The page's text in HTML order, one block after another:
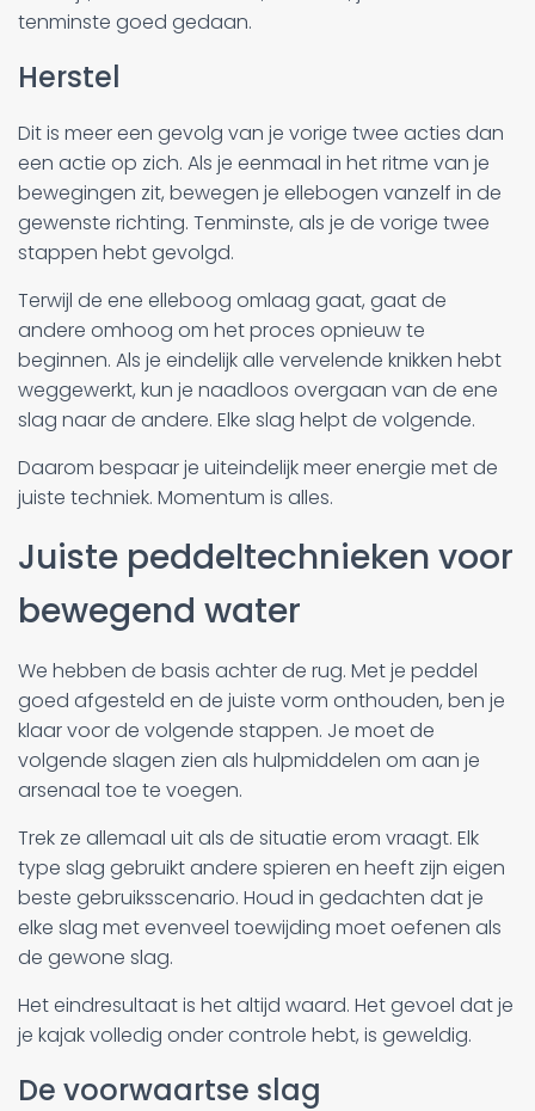
tenminste goed gedaan.
Herstel
Dit is meer een gevolg van je vorige twee acties dan
een actie op zich. Als je eenmaal in het ritme van je
bewegingen zit, bewegen je ellebogen vanzelf in de
gewenste richting. Tenminste, als je de vorige twee
stappen hebt gevolgd.
Terwijl de ene elleboog omlaag gaat, gaat de
andere omhoog om het proces opnieuw te
beginnen. Als je eindelijk alle vervelende knikken hebt
weggewerkt, kun je naadloos overgaan van de ene
slag naar de andere. Elke slag helpt de volgende.
Daarom bespaar je uiteindelijk meer energie met de
juiste techniek. Momentum is alles.
Juiste peddeltechnieken voor
bewegend water
We hebben de basis achter de rug. Met je peddel
goed afgesteld en de juiste vorm onthouden, ben je
klaar voor de volgende stappen. Je moet de
volgende slagen zien als hulpmiddelen om aan je
arsenaal toe te voegen.
Trek ze allemaal uit als de situatie erom vraagt. Elk
type slag gebruikt andere spieren en heeft zijn eigen
beste gebruiksscenario. Houd in gedachten dat je
elke slag met evenveel toewijding moet oefenen als
de gewone slag.
Het eindresultaat is het altijd waard. Het gevoel dat je
je kajak volledig onder controle hebt, is geweldig.
De voorwaartse slag